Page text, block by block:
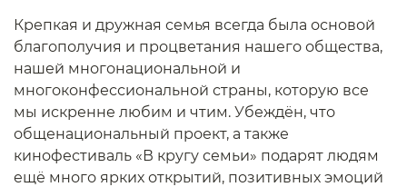
Крепкая и дружная семья всегда была основой
благополучия и процветания нашего общества,
нашей многонациональной и
многоконфессиональной страны, которую все
мы искренне любим и чтим. Убеждён, что
общенациональный проект, а также
кинофестиваль «В кругу семьи» подарят людям
ещё много ярких открытий, позитивных эмоций